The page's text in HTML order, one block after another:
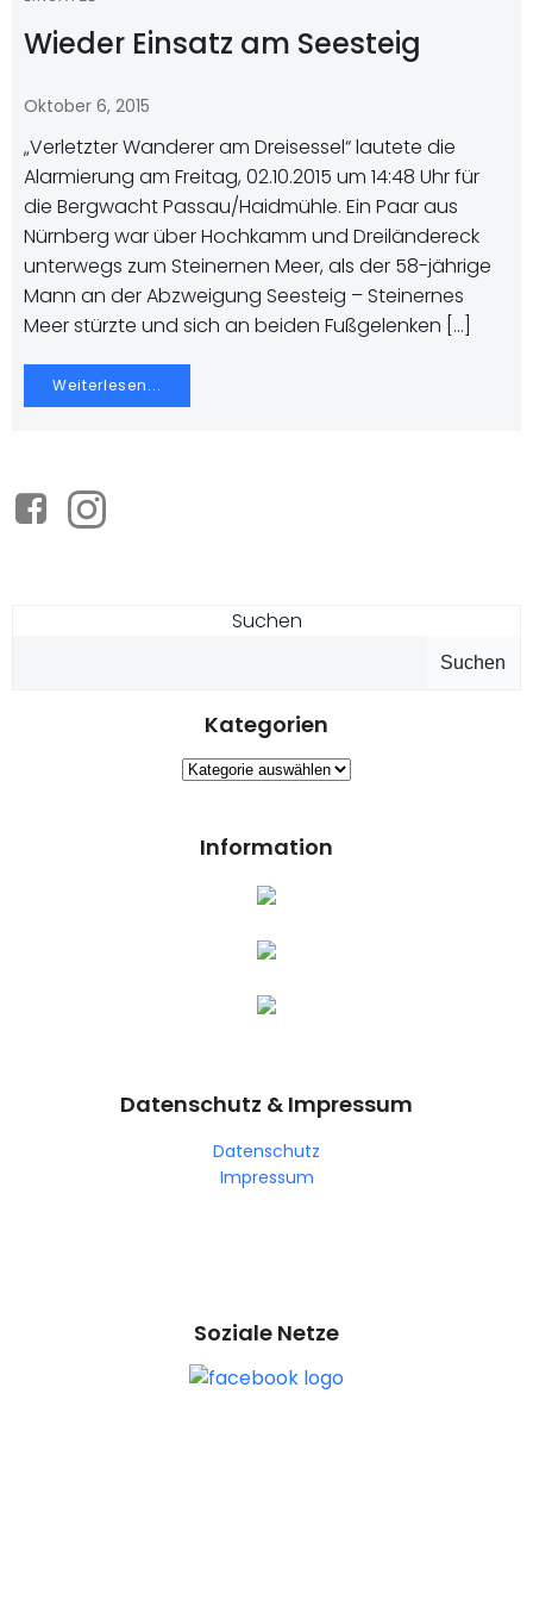
Wieder Einsatz am Seesteig
Oktober 6, 2015
„Verletzter Wanderer am Dreisessel“ lautete die
Alarmierung am Freitag, 02.10.2015 um 14:48 Uhr für
die Bergwacht Passau/Haidmühle. Ein Paar aus
Nürnberg war über Hochkamm und Dreiländereck
unterwegs zum Steinernen Meer, als der 58-jährige
Mann an der Abzweigung Seesteig – Steinernes
Meer stürzte und sich an beiden Fußgelenken […]
Weiterlesen...
Suchen
Suchen
Kategorien
Kategorien
Information
Datenschutz & Impressum
Datenschutz
Impressum
Soziale Netze